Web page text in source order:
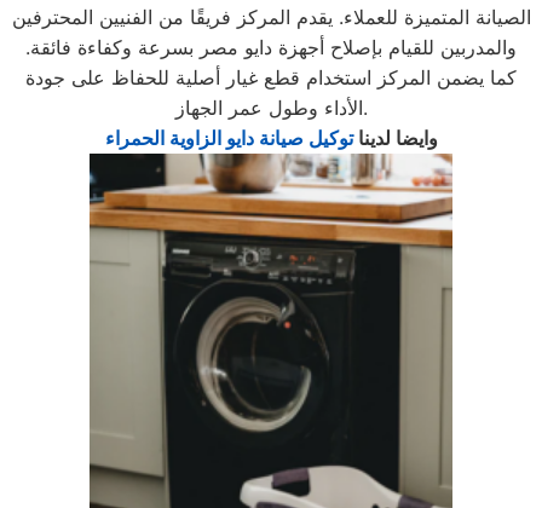
الصيانة المتميزة للعملاء. يقدم المركز فريقًا من الفنيين المحترفين
والمدربين للقيام بإصلاح أجهزة دايو مصر بسرعة وكفاءة فائقة.
كما يضمن المركز استخدام قطع غيار أصلية للحفاظ على جودة
الأداء وطول عمر الجهاز.
وايضا لديناتوكيل صيانة دايو الزاوية الحمراء